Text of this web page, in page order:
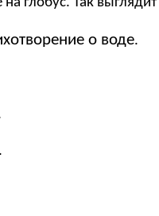
на глобус. Так
о воде.